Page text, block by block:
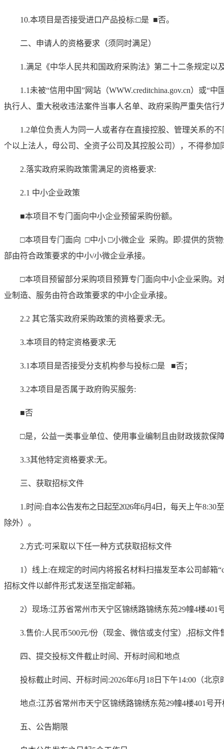
10.本项目是否接受进口产品投标:□是 ■否。
二、申请人的资格要求（须同时满足）
1.满足《中华人民共和国政府采购法》第二十二条规定以
1.1未被“信用中国”网站（WWW.creditchina.gov.cn）或“
执行人、重大税收违法案件当事人名单、政府采购严重失信行
1.2单位负责人为同一人或者存在直接控股、管理关系的
个以上法人，母公司、全资子公司及其控股公司），不得参加
2.落实政府采购政策需满足的资格要求:
2.1 中小企业政策
■本项目不专门面向中小企业预留采购份额。
□本项目专门面向 □中小 □小微企业 采购。即:提供的货
部由符合政策要求的中小/小微企业承接。
□本项目预留部分采购项目预算专门面向中小企业采购。
业制造、服务由符合政策要求的中小企业承接。
2.2 其它落实政府采购政策的资格要求:无。
3.本项目的特定资格要求:无
3.1本项目是否接受分支机构参与投标:□是 ■否；
3.2本项目是否属于政府购买服务:
■否
□是，公益一类事业单位、使用事业编制且由财政拨款保
3.3其他特定资格要求:无。
三、获取招标文件
1.时间:自本公告发布之日起至2026年6月4日 ，每天上午8:30
除外）。
2.方式:可采取以下任一种方式获取招标文件
1）线上:在规定的时间内将报名材料扫描发至本公司邮箱
招标文件以邮件形式发送至指定邮箱。
2）现场:江苏省常州市天宁区锦绣路锦绣东苑29幢4楼401
3.售价:人民币500元/份（现金、微信或支付宝）,招标文件
四、提交投标文件截止时间、开标时间和地点
投标截止时间、开标时间 :2026年6月18日下午14:00 （北京
地点:江苏省常州市天宁区锦绣路锦绣东苑29幢4楼401号
五、公告期限